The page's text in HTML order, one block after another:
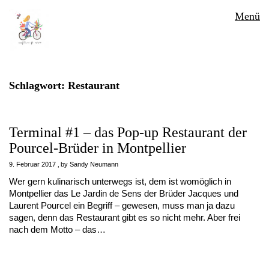
Menü
Schlagwort: Restaurant
Terminal #1 – das Pop-up Restaurant der
Pourcel-Brüder in Montpellier
9. Februar 2017 by Sandy Neumann
Wer gern kulinarisch unterwegs ist, dem ist womöglich in
Montpellier das Le Jardin de Sens der Brüder Jacques und
Laurent Pourcel ein Begriff – gewesen, muss man ja dazu
sagen, denn das Restaurant gibt es so nicht mehr. Aber frei
nach dem Motto – das…